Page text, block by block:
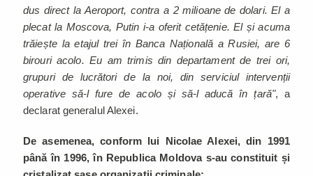
dus direct la Aeroport, contra a 2 milioane de dolari. El a
plecat la Moscova, Putin i-a oferit cetățenie. El și acuma
trăiește la etajul trei în Banca Națională a Rusiei, are 6
birouri acolo. Eu am trimis din departament de trei ori,
grupuri de lucrători de la noi, din serviciul intervenții
operative să-l fure de acolo și să-l aducă în țară", a
declarat generalul Alexei.
De asemenea, conform lui Nicolae Alexei, din 1991
până în 1996, în Republica Moldova s-au constituit și